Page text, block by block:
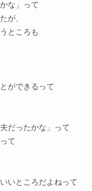
な」って
が、
ところも
ができるって
だったかな」って
て
いところだよねって